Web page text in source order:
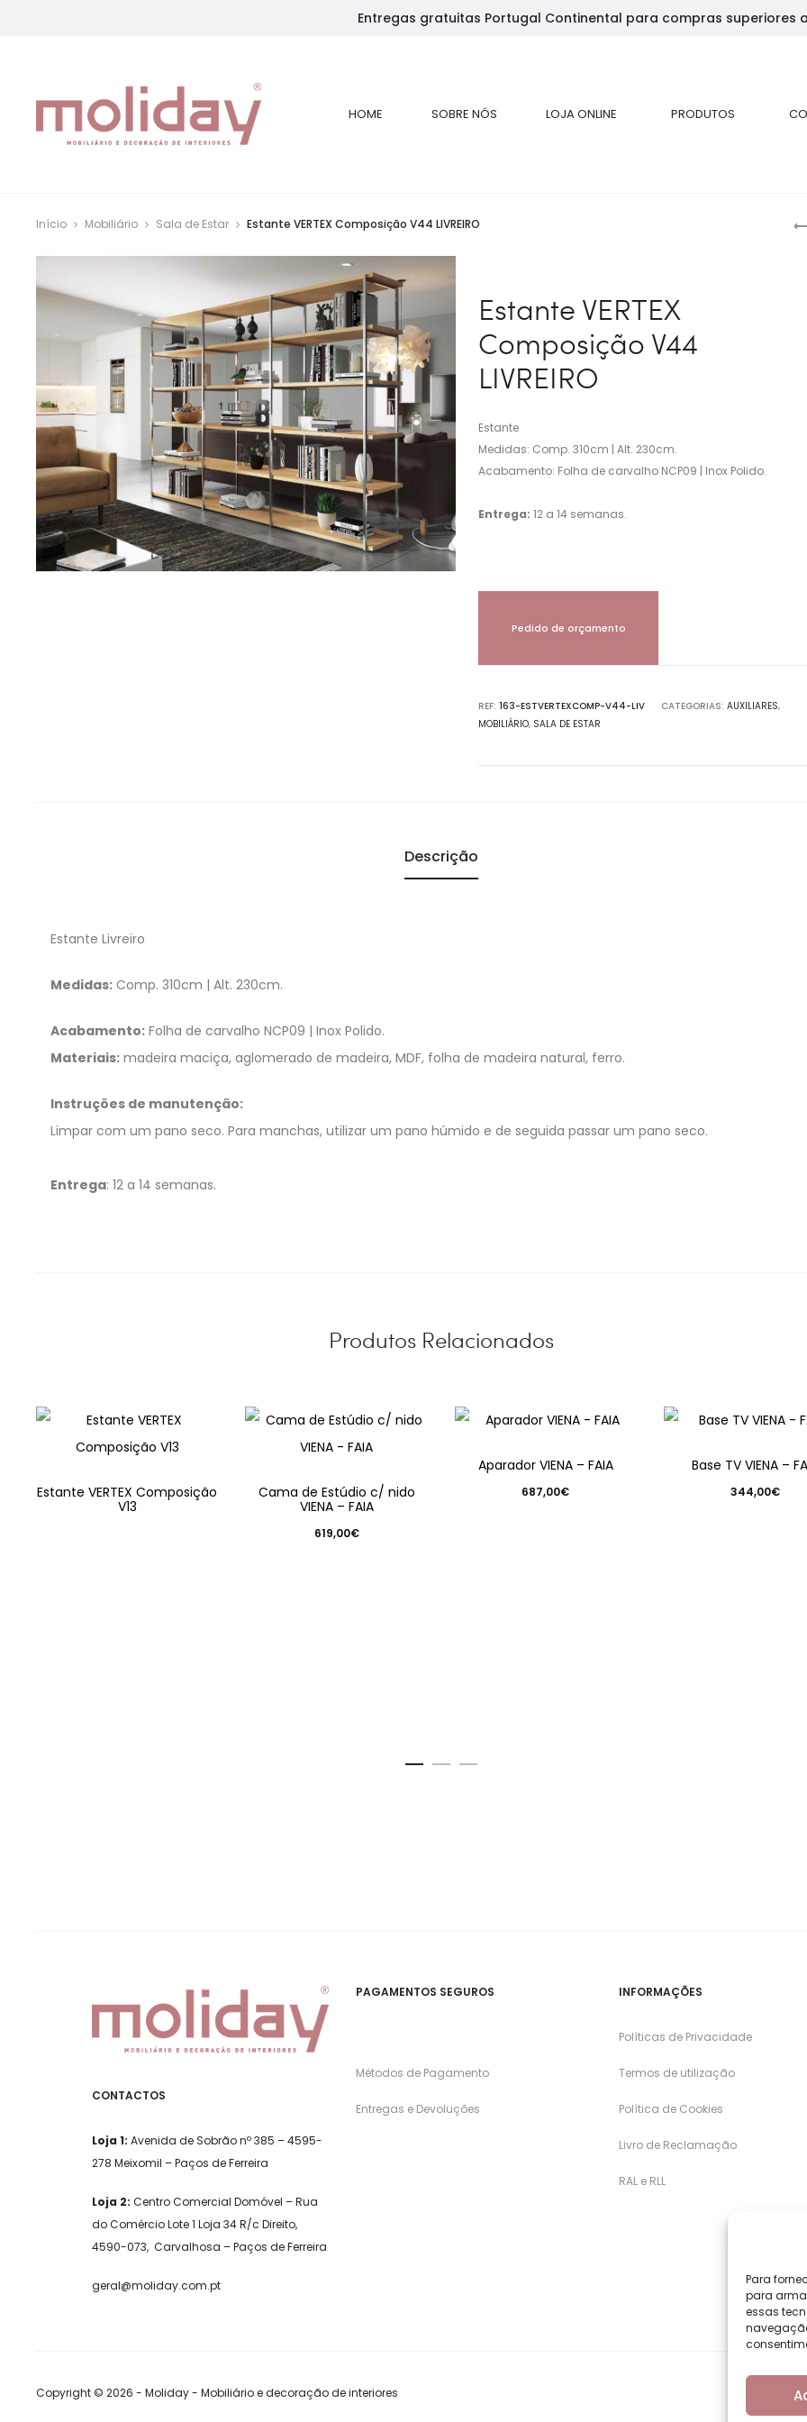
Para
para
essas
Entregas gratuitas Portugal Continental para compras superiores
HOME SOBRE NÓS LOJA ONLINE PRODUTOS
Início Mobiliário Sala de Estar Estante VERTEX Composição V44 LIVREIRO
Estante VERTEX
Composição V44
LIVREIRO
Estante
Medidas: Comp. 310cm | Alt. 230cm.
Acabamento: Folha de carvalho NCP09 | Inox Polido.
Entrega: 12 a 14 semanas.
Pedido de orçamento
REF: 163-ESTVERTEXCOMP-V44-LIV CATEGORIAS:AUXILIARES,
MOBILIÁRIO, SALA DE ESTAR
Descrição
Estante Livreiro
Medidas: Comp. 310cm | Alt. 230cm.
Acabamento: Folha de carvalho NCP09 | Inox Polido.
Materiais: madeira maciça, aglomerado de madeira, MDF, folha de madeira natural, ferro.
Instruções de manutenção:
Limpar com um pano seco. Para manchas, utilizar um pano húmido e de seguida passar um pano seco.
Entrega: 12 a 14 semanas.
Produtos Relacionados
Estante VERTEX Composição
V13
Cama de Estúdio c/ nido
VIENA – FAIA
619,00€
Aparador VIENA – FAIA
687,00€
Base TV VIENA –
344,00€
CONTACTOS
Loja 1: Avenida de Sobrão nº 385 – 4595-
278 Meixomil – Paços de Ferreira
Loja 2: Centro Comercial Domóvel – Rua
do Comércio Lote 1 Loja 34 R/c Direito,
4590-073, Carvalhosa – Paços de Ferreira
geral@moliday.com.pt
PAGAMENTOS SEGUROS
Métodos de Pagamento
Entregas e Devoluções
INFORMAÇÕES
Políticas de Privacidade
Termos de utilização
Política de Cookies
Livro de Reclamação
RAL e RLL
Copyright © 2026 - Moliday - Mobiliário e decoração de interiores